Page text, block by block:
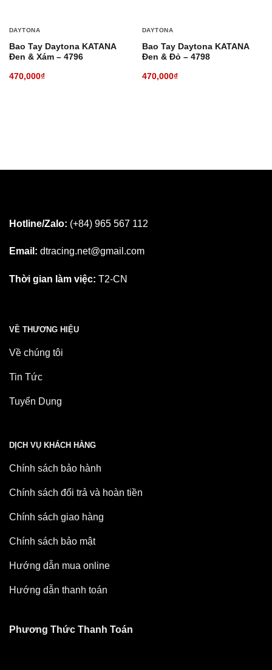
DAYTONA
Bao Tay Daytona KATANA
Đen & Xám – 4796
470,000₫
DAYTONA
Bao Tay Daytona KATANA
Đen & Đỏ – 4798
470,000₫
Hotline/Zalo: (+84) 965 567 112
Email: dtracing.net@gmail.com
Thời gian làm việc: T2-CN
VỀ THƯƠNG HIỆU
Về chúng tôi
Tin Tức
Tuyển Dụng
DỊCH VỤ KHÁCH HÀNG
Chính sách bảo hành
Chính sách đổi trả và hoàn tiền
Chính sách giao hàng
Chính sách bảo mật
Hướng dẫn mua online
Hướng dẫn thanh toán
Phương Thức Thanh Toán